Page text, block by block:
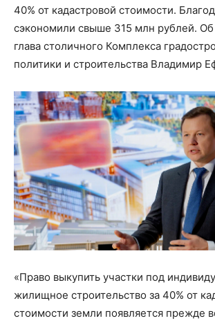
40% от кадастровой стоимости.
сэкономили свыше 315 млн рублей.
глава столичного Комплекса
политики и строительства Владимир
«Право выкупить участки под
жилищное строительство за 40% от
стоимости земли появляется прежде